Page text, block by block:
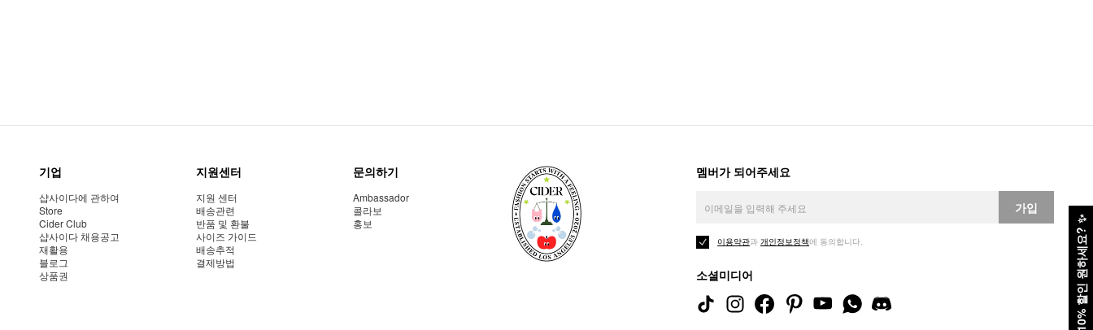
10% 할인 원하세요?
✨
기업
샵사이다에 관하여
Store
Cider Club
샵사이다 채용공고
재활용
블로그
상품권
지원센터
지원 센터
배송관련
반품 및 환불
사이즈 가이드
배송추적
결제방법
문의하기
Ambassador
콜라보
홍보
멤버가 되어주세요
가입
이용약관과 개인정보정책에 동의합니다.
소셜미디어